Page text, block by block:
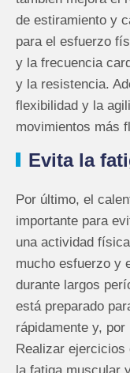
de estiramiento y
para el esfuerzo
y la frecuencia
y la resistencia.
flexibilidad y la
movimientos más
Evita la
Por último, el
importante para
una actividad
mucho esfuerzo y
durante largos
está preparado
rápidamente y,
Realizar ejercicios
la fatiga muscular